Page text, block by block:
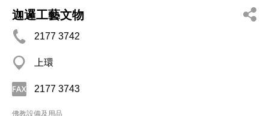
迦邏工藝文物
2177 3742
上環
2177 3743
佛教設備及用品